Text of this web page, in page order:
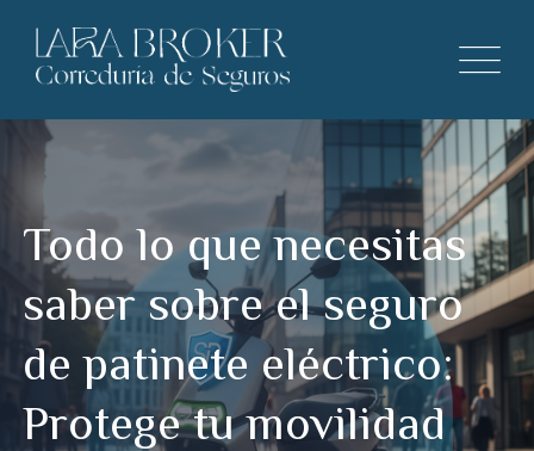
Todo lo que necesitas
saber sobre el seguro
de patinete eléctrico:
Protege tu movilidad